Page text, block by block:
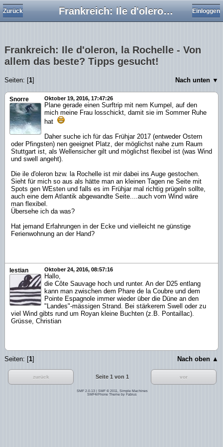
Frankreich: Ile d'oleron, la Rochelle - Von allem das beste? Tipps gesucht!
Zurück Einloggen
Frankreich: Ile d'oleron, la Rochelle - Von
allem das beste? Tipps gesucht!
Seiten: [1] Nach unten ▼
Snorre Oktober 19, 2016, 17:47:26
Plane gerade einen Surftrip mit nem Kumpel, auf den
mich meine Frau losschickt, damit sie im Sommer Ruhe
hat
Daher suche ich für das Frühjar 2017 (entweder Ostern
oder Pfingsten) nen geeignet Platz, der möglichst nahe zum Raum
Stuttgart ist, als Wellensicher gilt und möglichst flexibel ist (was Wind
und swell angeht).
Die ile d'oleron bzw. la Rochelle ist mir dabei ins Auge gestochen.
Sieht für mich so aus als hätte man an kleinen Tagen ne Seite mit
Spots gen WEsten und falls es im Frühjar mal richtig prügeln sollte,
auch eine dem Atlantik abgewandte Seite....auch vom Wind wäre
man flexibel.
Übersehe ich da was?
Hat jemand Erfahrungen in der Ecke und vielleicht ne günstige
Ferienwohnung an der Hand?
lestian Oktober 24, 2016, 08:57:16
Hallo,
die Côte Sauvage hoch und runter. An der D25 entlang
kann man zwischen dem Phare de la Coubre und dem
Pointe Espagnole immer wieder über die Düne an den
"Landes"-mässigen Strand. Bei stärkerem Swell oder zu
viel Wind gibts rund um Royan kleine Buchten (z.B. Pontaillac).
Grüsse, Christian
Seiten: [1] Nach oben ▲
zurück Seite 1 von 1 vor
SMF 2.0.13| SMF © 2011
Simple Machines
SMF4iPhone Theme by Fabius